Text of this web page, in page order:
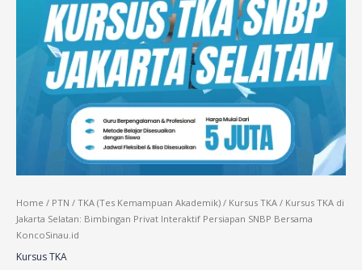
Home / PTN / TKA (Tes Kemampuan Akademik) / Kursus TKA / Kursus TKA di
Jakarta Selatan: Bimbingan Privat Interaktif Persiapan SNBP Bersama
KoncoSinau.id
Kursus TKA